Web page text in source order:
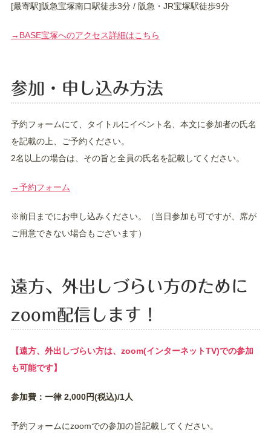
[最寄駅]阪急宝塚南口駅徒歩3分 / 阪急・JR宝塚駅徒歩9分
→BASE宝塚へのアクセス詳細はこちら
参加・申し込み方法
予約フォームにて、タイトルにイベント名、本文に参加者の氏名
を記載の上、ご予約ください。
2名以上の場合は、その旨と全員の氏名を記載してください。
→予約フォーム
※前日までにお申し込みください。（当日参加も可ですが、席が
ご用意できない場合もございます）
遠方、外出しづらい方のために
zoom配信します！
【遠方、外出しづらい方は、zoom(インターネットTV)での参加
も可能です】
参加費：一律 2,000円(税込)/1人
予約フォームにzoomでの参加の旨記載してください。